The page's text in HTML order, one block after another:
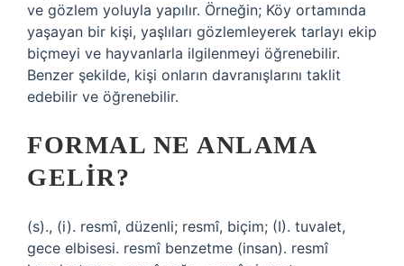
ve gözlem yoluyla yapılır. Örneğin; Köy ortamında
yaşayan bir kişi, yaşlıları gözlemleyerek tarlayı ekip
biçmeyi ve hayvanlarla ilgilenmeyi öğrenebilir.
Benzer şekilde, kişi onların davranışlarını taklit
edebilir ve öğrenebilir.
FORMAL NE ANLAMA
GELIR?
(s)., (i). resmî, düzenli; resmî, biçim; (I). tuvalet,
gece elbisesi. resmî benzetme (insan). resmî